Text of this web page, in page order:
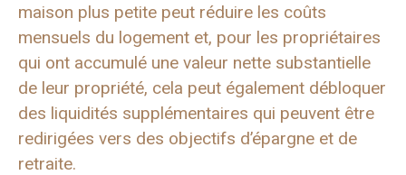
maison plus petite peut réduire les coûts
mensuels du logement et, pour les propriétaires
qui ont accumulé une valeur nette substantielle
de leur propriété, cela peut également débloquer
des liquidités supplémentaires qui peuvent être
redirigées vers des objectifs d’épargne et de
retraite.